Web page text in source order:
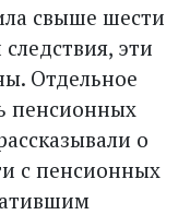
свыше шести
эти
Отдельное
пенсионных
о
с пенсионных